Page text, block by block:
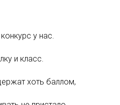
у нас.
и класс.
хоть баллом,